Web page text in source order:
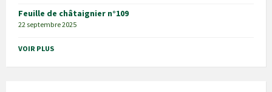
Feuille de châtaignier n°109
22 septembre 2025
VOIR PLUS